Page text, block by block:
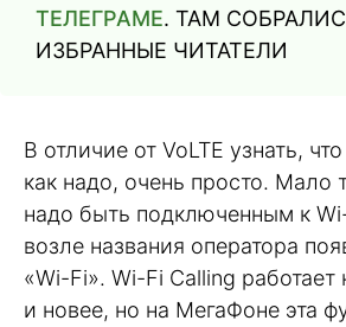
ТЕЛЕГРАМЕ. ТАМ
ИЗБРАННЫЕ ЧИТАТЕЛИ
В отличие от VoLTE узнать,
как надо, очень просто. Мало
надо быть подключенным к
возле названия оператора
«Wi-Fi». Wi-Fi Calling работает
и новее, но на МегаФоне эта